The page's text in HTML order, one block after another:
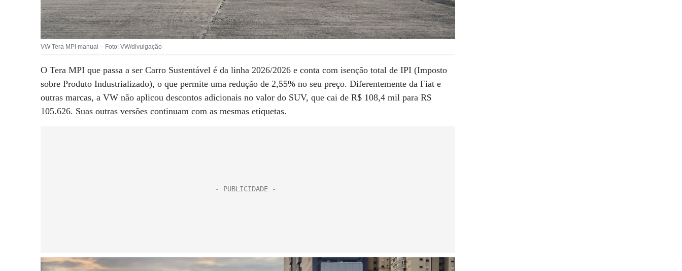
VW Tera MPI manual – Foto: VW/divulgação
O Tera MPI que passa a ser Carro Sustentável é da linha 2026/2026 e conta com isenção total de IPI (Imposto
sobre Produto Industrializado), o que permite uma redução de 2,55% no seu preço. Diferentemente da Fiat e
outras marcas, a VW não aplicou descontos adicionais no valor do SUV, que cai de R$ 108,4 mil para R$
105.626. Suas outras versões continuam com as mesmas etiquetas.